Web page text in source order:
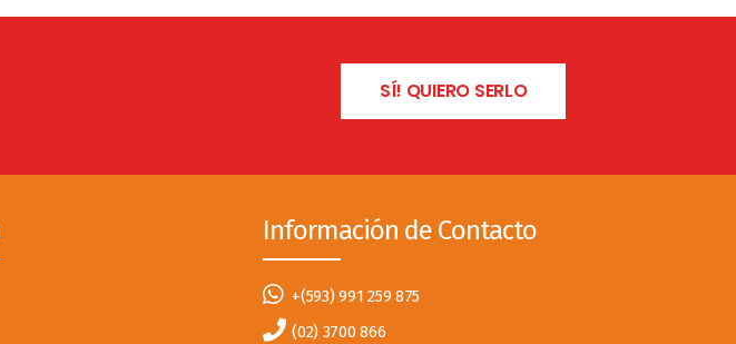
SÍ! QUIERO SERLO
Información de Contacto
+(593) 991 259 875
(02) 3700 866